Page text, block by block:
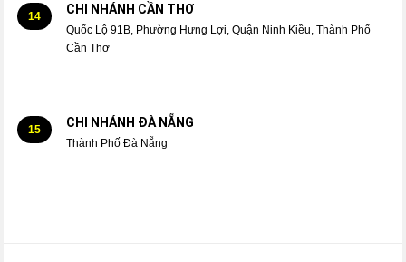
14 CHI NHÁNH CẦN THƠ
Quốc Lộ 91B, Phường Hưng Lợi, Quận Ninh Kiều, Thành Phố
Cần Thơ
15 CHI NHÁNH ĐÀ NẴNG
Thành Phố Đà Nẵng